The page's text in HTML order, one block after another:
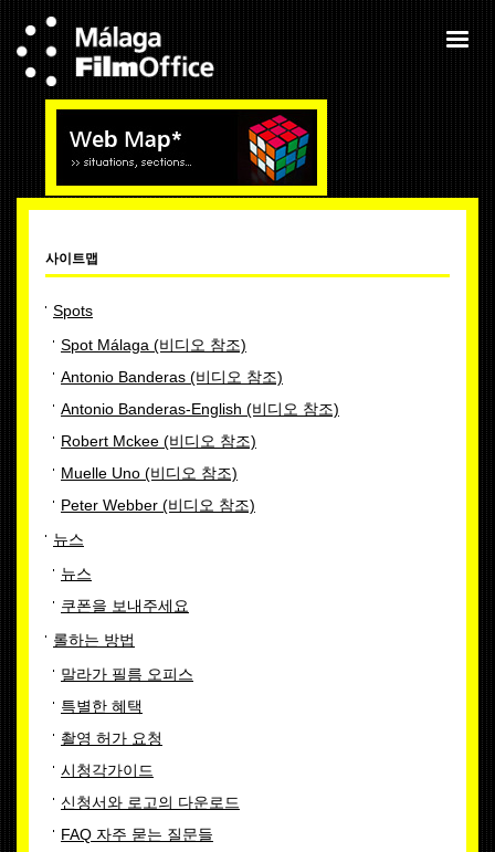
사이트맵
Spots
Spot Málaga (비디오 참조)
Antonio Banderas (비디오 참조)
Antonio Banderas-English (비디오 참조)
Robert Mckee (비디오 참조)
Muelle Uno (비디오 참조)
Peter Webber (비디오 참조)
뉴스
뉴스
쿠폰을 보내주세요
롤하는 방법
말라가 필름 오피스
특별한 혜택
촬영 허가 요청
시청각가이드
신청서와 로고의 다운로드
FAQ 자주 묻는 질문들